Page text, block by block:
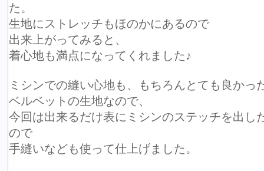
た。
生地にストレッチもほのかにあるので
出来上がってみると、
着心地も満点になってくれました♪
ミシンでの縫い心地も、もちろんとても良かっ
ベルベットの生地なので、
今回は出来るだけ表にミシンのステッチを出し
ので
手縫いなども使って仕上げました。